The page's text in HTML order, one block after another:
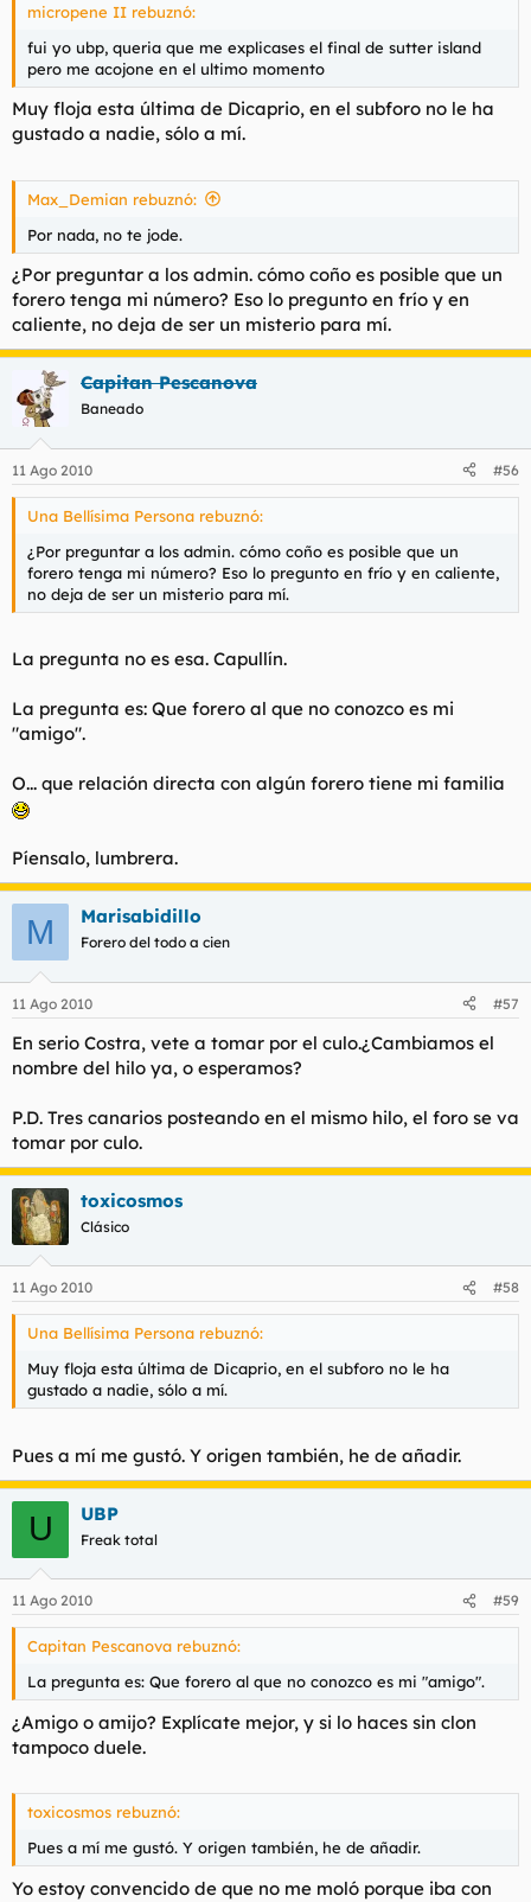
micropene II rebuznó:
fui yo ubp, queria que me explicases el final de sutter island
pero me acojone en el ultimo momento
Muy floja esta última de Dicaprio, en el subforo no le ha
gustado a nadie, sólo a mí.
Max_Demian rebuznó:
Por nada, no te jode.
¿Por preguntar a los admin. cómo coño es posible que un
forero tenga mi número? Eso lo pregunto en frío y en
caliente, no deja de ser un misterio para mí.
Capitan Pescanova
Baneado
11 Ago 2010 #56
Una Bellísima Persona rebuznó:
¿Por preguntar a los admin. cómo coño es posible que un
forero tenga mi número? Eso lo pregunto en frío y en caliente,
no deja de ser un misterio para mí.
La pregunta no es esa. Capullín.
La pregunta es: Que forero al que no conozco es mi
"amigo".
O... que relación directa con algún forero tiene mi familia
Píensalo, lumbrera.
M Marisabidillo
Forero del todo a cien
11 Ago 2010 #57
En serio Costra, vete a tomar por el culo.¿Cambiamos el
nombre del hilo ya, o esperamos?
P.D. Tres canarios posteando en el mismo hilo, el foro se va
tomar por culo.
toxicosmos
Clásico
11 Ago 2010 #58
Una Bellísima Persona rebuznó:
Muy floja esta última de Dicaprio, en el subforo no le ha
gustado a nadie, sólo a mí.
Pues a mí me gustó. Y origen también, he de añadir.
U UBP
Freak total
11 Ago 2010 #59
Capitan Pescanova rebuznó:
La pregunta es: Que forero al que no conozco es mi "amigo".
¿Amigo o amijo? Explícate mejor, y si lo haces sin clon
tampoco duele.
toxicosmos rebuznó:
Pues a mí me gustó. Y origen también, he de añadir.
Yo estoy convencido de que no me moló porque iba con